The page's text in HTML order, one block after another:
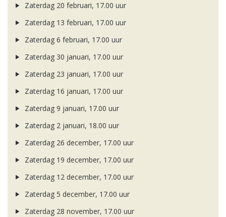
Zaterdag 20 februari, 17.00 uur
Zaterdag 13 februari, 17.00 uur
Zaterdag 6 februari, 17.00 uur
Zaterdag 30 januari, 17.00 uur
Zaterdag 23 januari, 17.00 uur
Zaterdag 16 januari, 17.00 uur
Zaterdag 9 januari, 17.00 uur
Zaterdag 2 januari, 18.00 uur
Zaterdag 26 december, 17.00 uur
Zaterdag 19 december, 17.00 uur
Zaterdag 12 december, 17.00 uur
Zaterdag 5 december, 17.00 uur
Zaterdag 28 november, 17.00 uur